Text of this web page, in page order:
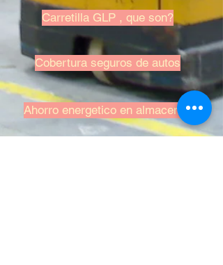
Carretilla GLP , que son?
Cobertura seguros de autos
Ahorro energetico en almacenes